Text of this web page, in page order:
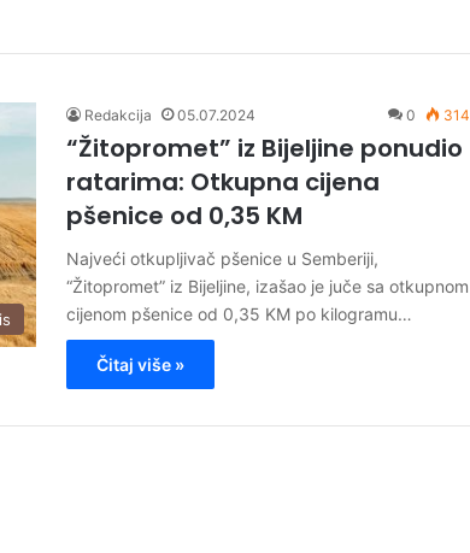
Redakcija 05.07.2024 0 314
“Žitopromet” iz Bijeljine ponudio
ratarima: Otkupna cijena
pšenice od 0,35 KM
Najveći otkupljivač pšenice u Semberiji,
“Žitopromet” iz Bijeljine, izašao je juče sa otkupnom
cijenom pšenice od 0,35 KM po kilogramu…
Čitaj više »